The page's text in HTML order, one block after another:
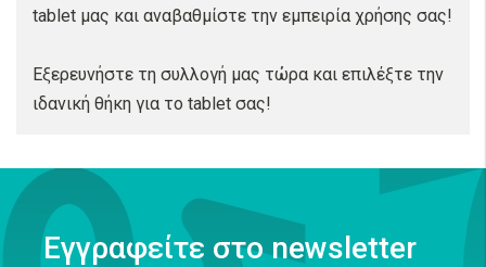
tablet μας και αναβαθμίστε την εμπειρία χρήσης σας!
Εξερευνήστε τη συλλογή μας τώρα και επιλέξτε την
ιδανική θήκη για το tablet σας!
Εγγραφείτε στο newsletter